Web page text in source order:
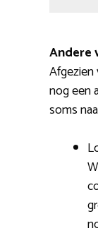
Andere
nog een
soms